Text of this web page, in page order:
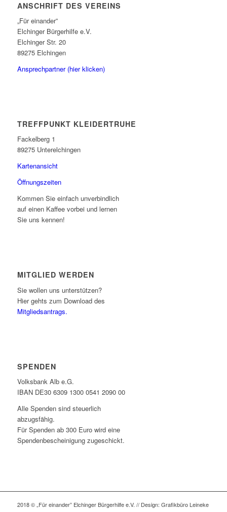
ANSCHRIFT DES VEREINS
„Für einander”
Elchinger Bürgerhilfe e.V.
Elchinger Str. 20
89275 Elchingen
Ansprechpartner (hier klicken)
TREFFPUNKT KLEIDERTRUHE
Fackelberg 1
89275 Unterelchingen
Kartenansicht
Öffnungszeiten
Kommen Sie einfach unverbindlich
auf einen Kaffee vorbei und lernen
Sie uns kennen!
MITGLIED WERDEN
Sie wollen uns unterstützen?
Hier gehts zum Download des
Mitgliedsantrags.
SPENDEN
Volksbank Alb e.G.
IBAN DE30 6309 1300 0541 2090 00
Alle Spenden sind steuerlich
abzugsfähig.
Für Spenden ab 300 Euro wird eine
Spendenbescheinigung zugeschickt.
2018 © „Für einander” Elchinger Bürgerhilfe e.V. // Design: Grafikbüro Leineke